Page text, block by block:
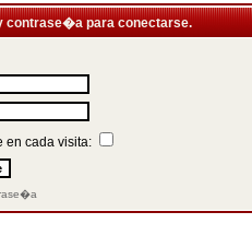
contrase�a para conectarse.
en cada visita: